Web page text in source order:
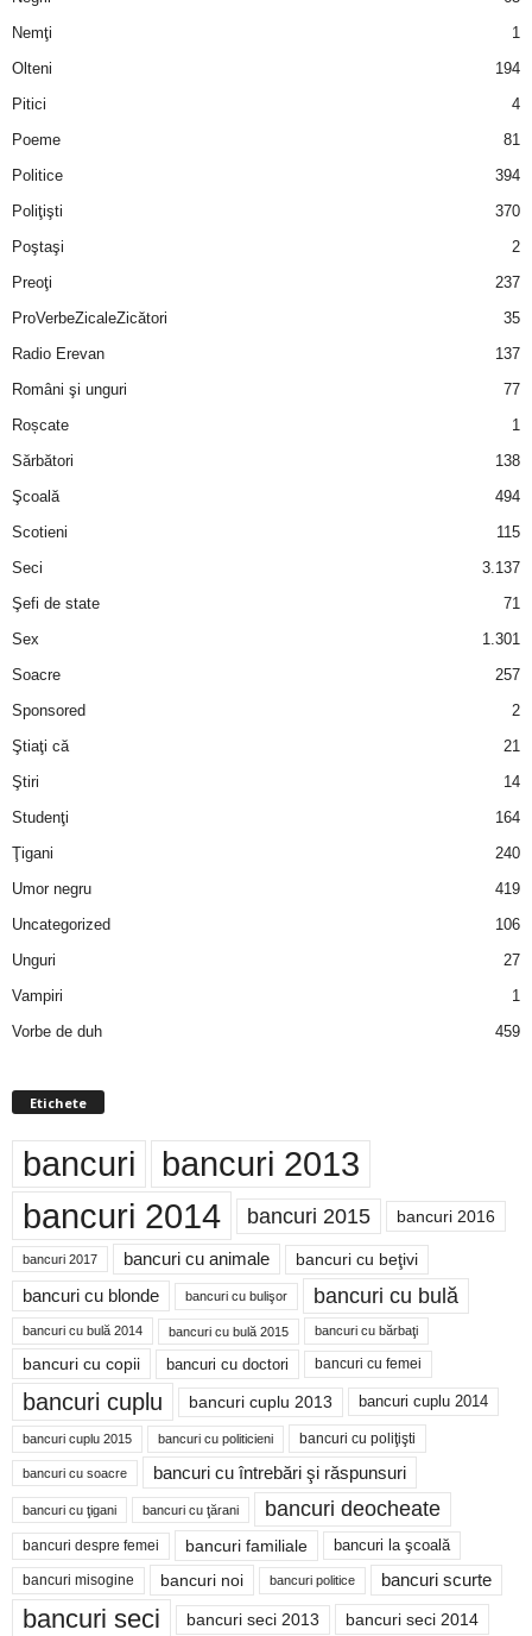
Nemţi
1
Olteni
194
Pitici
4
Poeme
81
Politice
394
Poliţişti
370
Poştaşi
2
Preoţi
237
ProVerbeZicaleZicători
35
Radio Erevan
137
Români şi unguri
77
Roșcate
1
Sărbători
138
Şcoală
494
Scotieni
115
Seci
3.137
Şefi de state
71
Sex
1.301
Soacre
257
Sponsored
2
Ştiaţi că
21
Ştiri
14
Studenţi
164
Ţigani
240
Umor negru
419
Uncategorized
106
Unguri
27
Vampiri
1
Vorbe de duh
459
Etichete
bancuri bancuri 2013
bancuri 2014 bancuri 2015 bancuri 2016
bancuri 2017 bancuri cu animale bancuri cu beţivi
bancuri cu blonde bancuri cu bulişor bancuri cu bulă
bancuri cu bulă 2014 bancuri cu bulă 2015 bancuri cu bărbaţi
bancuri cu copii bancuri cu doctori bancuri cu femei
bancuri cuplu bancuri cuplu 2013 bancuri cuplu 2014
bancuri cuplu 2015 bancuri cu politicieni bancuri cu poliţişti
bancuri cu soacre bancuri cu întrebări şi răspunsuri
bancuri cu ţigani bancuri cu ţărani bancuri deocheate
bancuri despre femei bancuri familiale bancuri la şcoală
bancuri misogine bancuri noi bancuri politice bancuri scurte
bancuri seci bancuri seci 2013 bancuri seci 2014